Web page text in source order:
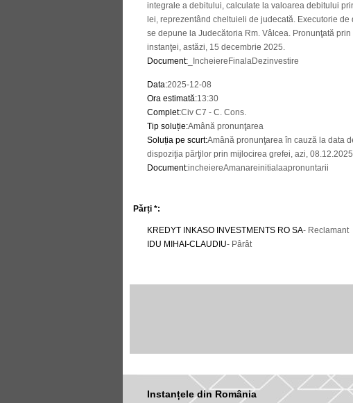
integrale a debitului, calculate la valoarea debitului
lei, reprezentând cheltuieli de judecată. Executorie
se depune la Judecătoria Rm. Vâlcea. Pronunţată
instanţei, astăzi, 15 decembrie 2025.
Document: _IncheiereFinalaDezinvestire
Data:2025-12-08
Ora estimată:13:30
Complet:Civ C7 - C. Cons.
Tip soluție:Amână pronunţarea
Soluția pe scurt:Amână pronunţarea în cauză la data
dispoziţia părţilor prin mijlocirea grefei, azi,
Document:incheiereAmanareinitialaapronuntarii
Părți *:
KREDYT INKASO INVESTMENTS RO SA- Reclamant
IDU MIHAI-CLAUDIU- Pârât
Instanțele din România